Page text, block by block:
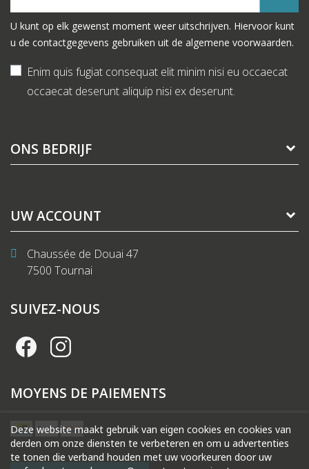
U kunt op elk gewenst moment weer uitschrijven. Hiervoor kunt
u de contactgegevens gebruiken uit de algemene voorwaarden.
Enim quis fugiat consequat elit minim nisi eu occaecat
occaecat deserunt aliquip nisi ex deserunt.
ONS BEDRIJF
UW ACCOUNT
Chaussée de Douai 47
7500 Tournai
Deze website maakt gebruik van eigen cookies en cookies van
derden om onze diensten te verbeteren en om u advertenties
te tonen die verband houden met uw voorkeuren door uw
SUIVEZ-NOUS
MOYENS DE PAIEMENTS